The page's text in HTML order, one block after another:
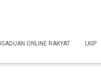
ONLINE RAKYAT LKIP